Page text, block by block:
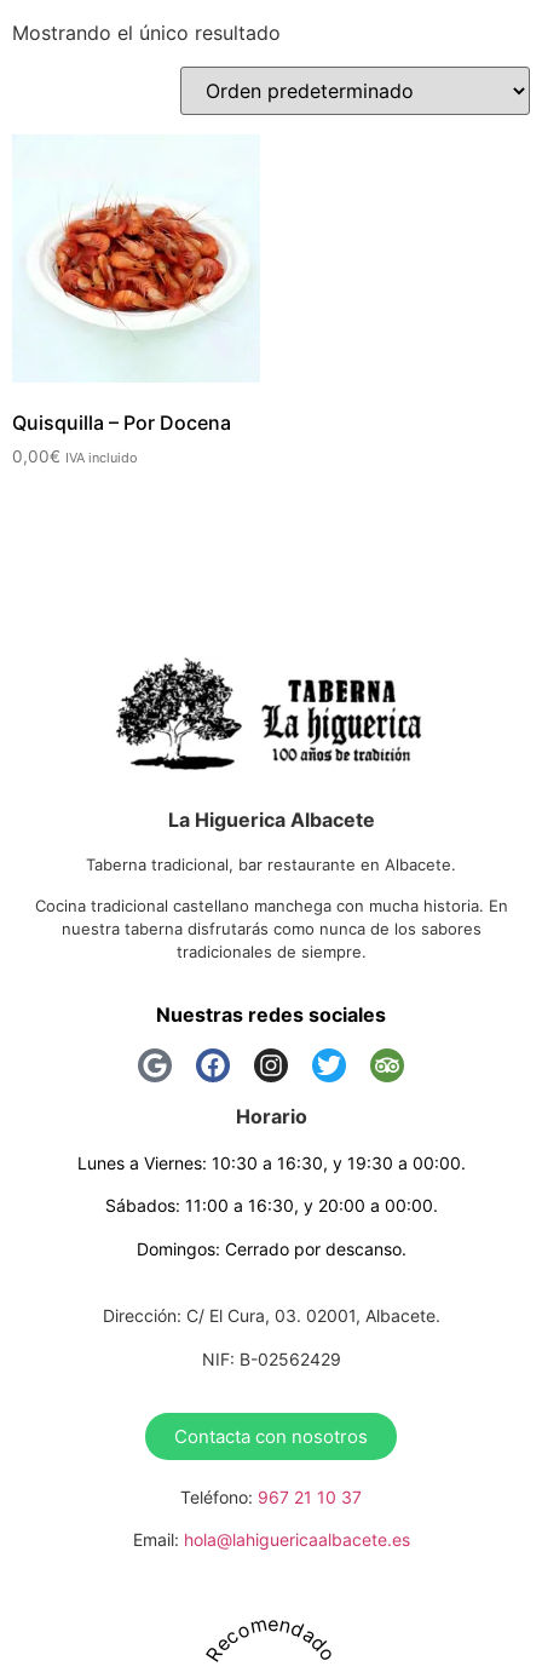
Mostrando el único resultado
Quisquilla – Por Docena
0,00€ IVA incluido
La Higuerica Albacete
Taberna tradicional, bar restaurante en Albacete.
Cocina tradicional castellano manchega con mucha historia. En
nuestra taberna disfrutarás como nunca de los sabores
tradicionales de siempre.
Nuestras redes sociales
Horario
Lunes a Viernes: 10:30 a 16:30, y 19:30 a 00:00.
Sábados: 11:00 a 16:30, y 20:00 a 00:00.
Domingos: Cerrado por descanso.
Dirección: C/ El Cura, 03. 02001, Albacete.
NIF: B-02562429
Contacta con nosotros
Teléfono: 967 21 10 37
Email: hola@lahiguericaalbacete.es
Recomendado